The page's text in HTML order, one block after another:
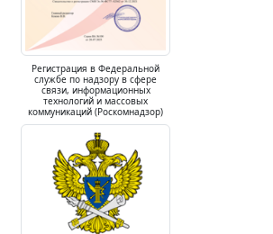
Регистрация в Федеральной
службе по надзору в сфере
связи, информационных
технологий и массовых
коммуникаций (Роскомнадзор)